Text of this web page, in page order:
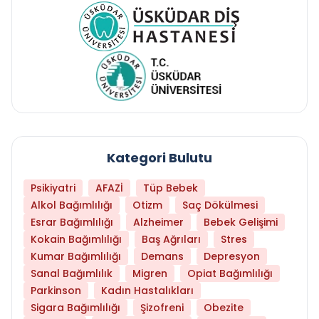
Kategori Bulutu
Psikiyatri AFAZİ
Tüp Bebek
Alkol Bağımlılığı
Otizm
Saç Dökülmesi
Esrar Bağımlılığı
Alzheimer
Bebek Gelişimi
Kokain Bağımlılığı
Baş Ağrıları
Stres
Kumar Bağımlılığı
Demans
Depresyon
Sanal Bağımlılık
Migren
Opiat Bağımlılığı
Parkinson
Kadın Hastalıkları
Sigara Bağımlılığı
Şizofreni
Obezite